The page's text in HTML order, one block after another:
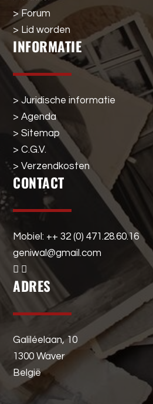
> Forum
> Lid worden
INFORMATIE
> Juridische informatie
> Agenda
> Sitemap
> C.G.V.
> Verzendkosten
CONTACT
Mobiel: ++ 32 (0) 471.28.60.16
geniwal@gmail.com
ADRES
Galiléelaan, 10
1300 Waver
België